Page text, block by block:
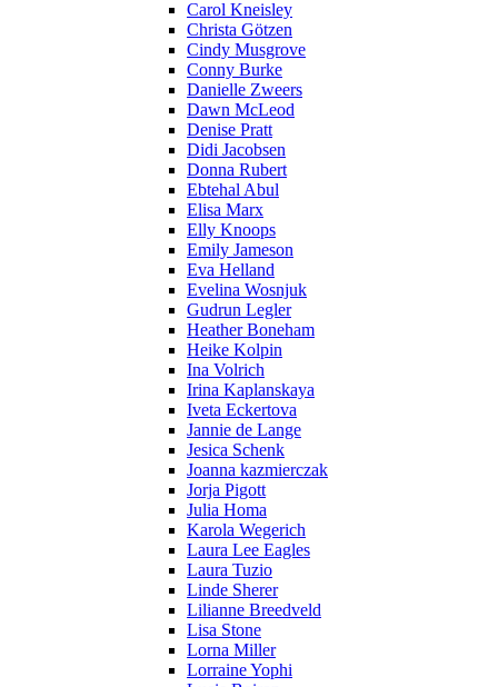
Carol Kneisley
Christa Götzen
Cindy Musgrove
Conny Burke
Danielle Zweers
Dawn McLeod
Denise Pratt
Didi Jacobsen
Donna Rubert
Ebtehal Abul
Elisa Marx
Elly Knoops
Emily Jameson
Eva Helland
Evelina Wosnjuk
Gudrun Legler
Heather Boneham
Heike Kolpin
Ina Volrich
Irina Kaplanskaya
Iveta Eckertova
Jannie de Lange
Jesica Schenk
Joanna kazmierczak
Jorja Pigott
Julia Homa
Karola Wegerich
Laura Lee Eagles
Laura Tuzio
Linde Sherer
Lilianne Breedveld
Lisa Stone
Lorna Miller
Lorraine Yophi